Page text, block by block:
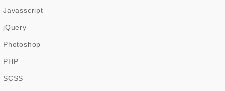
Javasscript
jQuery
Photoshop
PHP
SCSS